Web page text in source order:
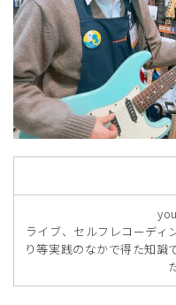
ライブ、セルフレコーディ
り等実践のなかで得た知識